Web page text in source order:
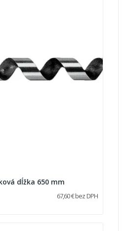
dĺžka 650 mm
67,60 € bez DPH